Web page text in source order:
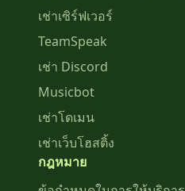
เช่าเซิร์ฟเวอร์
TeamSpeak
เช่า Discord
Musicbot
เช่าโดเมน
เช่าเว็บโฮสติ้ง
กฎหมาย